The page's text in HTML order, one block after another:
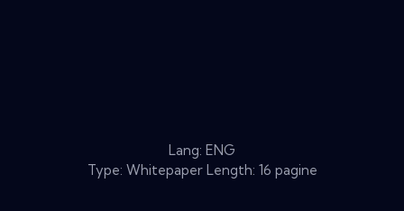
Lang: ENG
Type: Whitepaper Length: 16 pagine